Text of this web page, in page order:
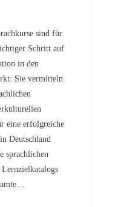
sind für
Schritt auf
in den
Sie vermitteln
eine erfolgreiche
Deutschland
sprachlichen